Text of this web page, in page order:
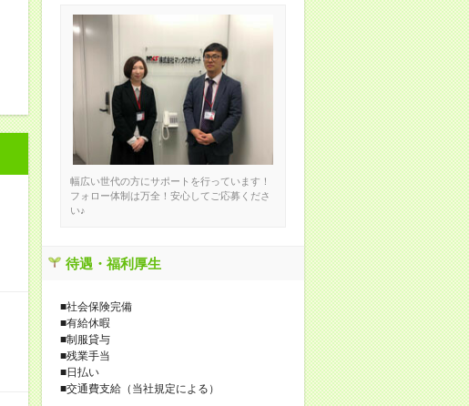
幅広い世代の方にサポートを行っています！
フォロー体制は万全！安心してご応募くださ
い♪
待遇・福利厚生
■社会保険完備
■有給休暇
■制服貸与
■残業手当
■日払い
■交通費支給（当社規定による）